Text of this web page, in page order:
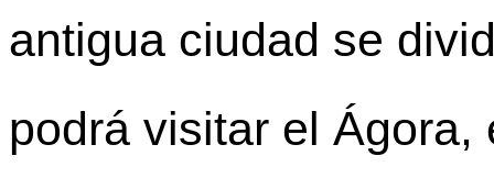
antigua ciudad se
podrá visitar el Ágora,